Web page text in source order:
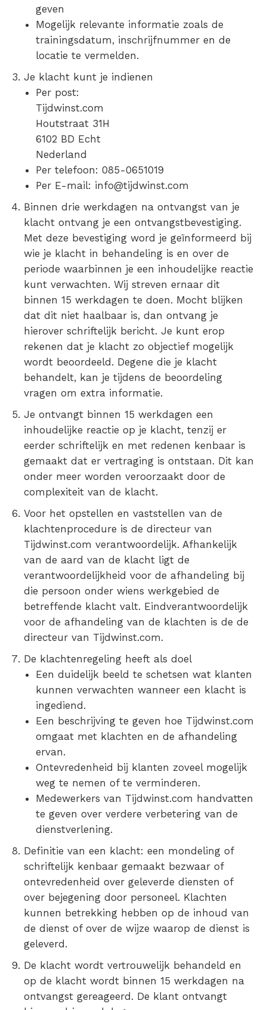
geven
Mogelijk relevante informatie zoals de
trainingsdatum, inschrijfnummer en de
locatie te vermelden.
Je klacht kunt je indienen
Per post:
Tijdwinst.com
Houtstraat 31H
6102 BD Echt
Nederland
Per telefoon: 085-0651019
Per E-mail: info@tijdwinst.com
Binnen drie werkdagen na ontvangst van je
klacht ontvang je een ontvangstbevestiging.
Met deze bevestiging word je geïnformeerd bij
wie je klacht in behandeling is en over de
periode waarbinnen je een inhoudelijke reactie
kunt verwachten. Wij streven ernaar dit
binnen 15 werkdagen te doen. Mocht blijken
dat dit niet haalbaar is, dan ontvang je
hierover schriftelijk bericht. Je kunt erop
rekenen dat je klacht zo objectief mogelijk
wordt beoordeeld. Degene die je klacht
behandelt, kan je tijdens de beoordeling
vragen om extra informatie.
Je ontvangt binnen 15 werkdagen een
inhoudelijke reactie op je klacht, tenzij er
eerder schriftelijk en met redenen kenbaar is
gemaakt dat er vertraging is ontstaan. Dit kan
onder meer worden veroorzaakt door de
complexiteit van de klacht.
Voor het opstellen en vaststellen van de
klachtenprocedure is de directeur van
Tijdwinst.com verantwoordelijk. Afhankelijk
van de aard van de klacht ligt de
verantwoordelijkheid voor de afhandeling bij
die persoon onder wiens werkgebied de
betreffende klacht valt. Eindverantwoordelijk
voor de afhandeling van de klachten is de de
directeur van Tijdwinst.com.
De klachtenregeling heeft als doel
Een duidelijk beeld te schetsen wat klanten
kunnen verwachten wanneer een klacht is
ingediend.
Een beschrijving te geven hoe Tijdwinst.com
omgaat met klachten en de afhandeling
ervan.
Ontevredenheid bij klanten zoveel mogelijk
weg te nemen of te verminderen.
Medewerkers van Tijdwinst.com handvatten
te geven over verdere verbetering van de
dienstverlening.
Definitie van een klacht: een mondeling of
schriftelijk kenbaar gemaakt bezwaar of
ontevredenheid over geleverde diensten of
over bejegening door personeel. Klachten
kunnen betrekking hebben op de inhoud van
de dienst of over de wijze waarop de dienst is
geleverd.
De klacht wordt vertrouwelijk behandeld en
op de klacht wordt binnen 15 werkdagen na
ontvangst gereageerd. De klant ontvangt